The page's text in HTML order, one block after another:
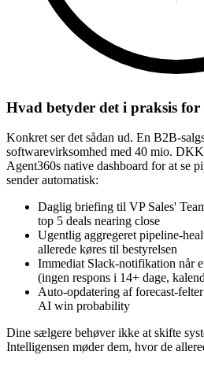
Hvad betyder det i praksis for
Konkret ser det sådan ud. En B2B-
softwarevirksomhed med 40 mio.
Agent360s native dashboard for at se
sender automatisk:
Daglig briefing til VP Sales'
top 5 deals nearing close
Ugentlig aggregeret pipeline-
allerede køres til bestyrelsen
Immediat Slack-notifikation når
(ingen respons i 14+ dage,
Auto-opdatering af forecast-
AI win probability
Dine sælgere behøver ikke at skifte
Intelligensen møder dem, hvor de